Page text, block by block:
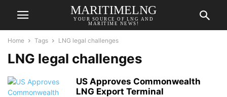
MARITIMELNG
YOUR SOURCE OF LNG AND
MARITIME NEWS!
Home Tags LNG legal challenges
LNG legal challenges
US Approves Commonwealth
LNG Export Terminal